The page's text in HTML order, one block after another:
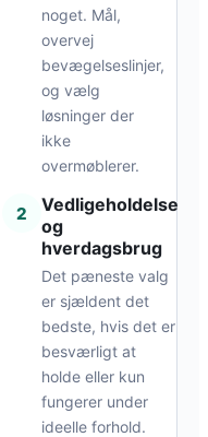
noget. Mål,
overvej
bevægelseslinjer,
og vælg
løsninger der
ikke
overmøblerer.
2
Vedligeholdelse
og
hverdagsbrug
Det pæneste valg
er sjældent det
bedste, hvis det er
besværligt at
holde eller kun
fungerer under
ideelle forhold.